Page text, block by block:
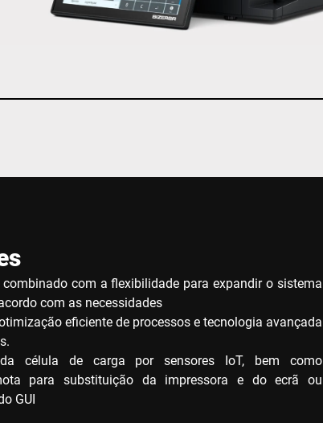
combinado com a flexibilidade para expandir o sistema
com as necessidades
eficiente de processos e tecnologia avançada
da célula de carga por sensores IoT, bem como
para substituição da impressora e do ecrã ou
GUI